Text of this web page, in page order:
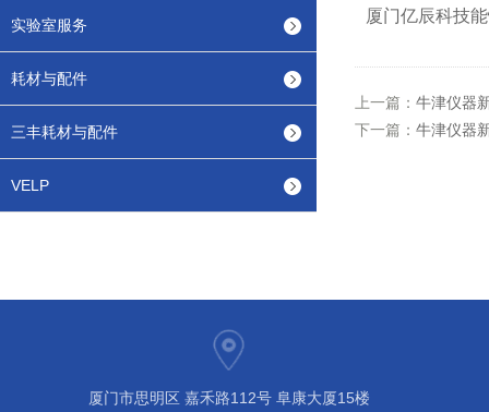
实验室服务
耗材与配件
三丰耗材与配件
VELP
厦门亿辰科技
上一篇： 牛津仪器
下一篇： 牛津仪器
厦门市思明区 嘉禾路112号 阜康大厦15楼